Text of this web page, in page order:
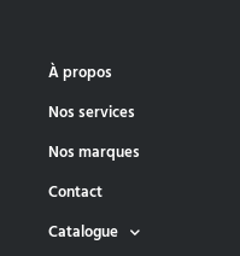
À propos
Nos services
Nos marques
Contact
Catalogue